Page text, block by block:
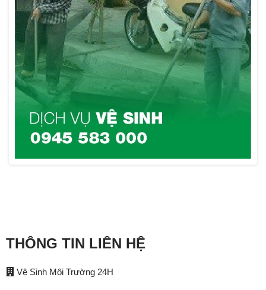
THÔNG TIN LIÊN HỆ
Vệ Sinh Môi Trường 24H